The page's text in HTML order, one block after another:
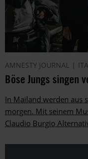
AMNESTY JOURNAL
Böse Jungs singen
In Mailand werden aus
morgen. Mit seinem
Claudio Burgio